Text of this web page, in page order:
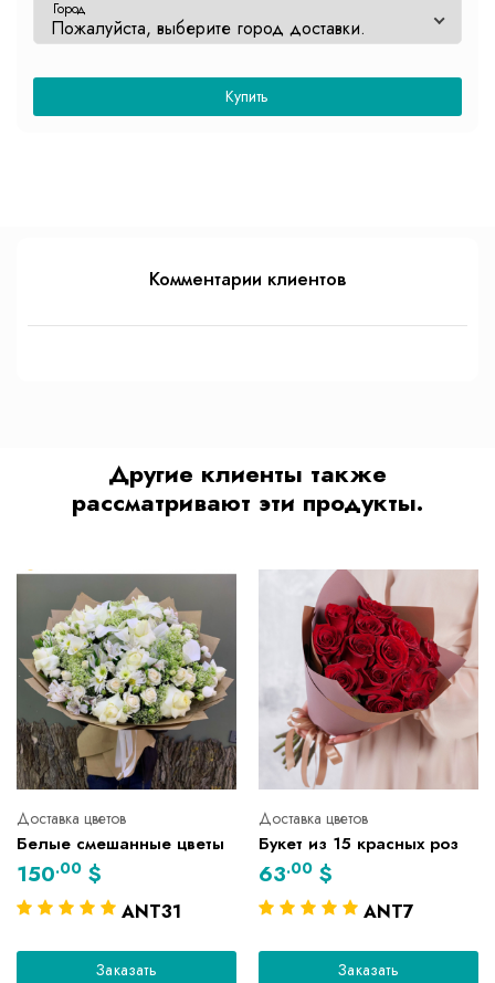
Город
Купить
Комментарии клиентов
Другие клиенты также
рассматривают эти продукты.
Доставка цветов
Белые смешанные цветы
150.00 $
ANT31
Заказать
Доставка цветов
Букет из 15 красных роз
63.00 $
ANT7
Заказать